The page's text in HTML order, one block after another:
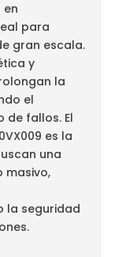
para
gran escala.
y
la
el
de fallos. El
es la
una
masivo,
la seguridad